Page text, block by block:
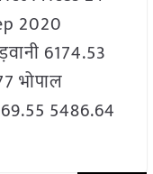
2020
6174.53
भोपाल
5486.64